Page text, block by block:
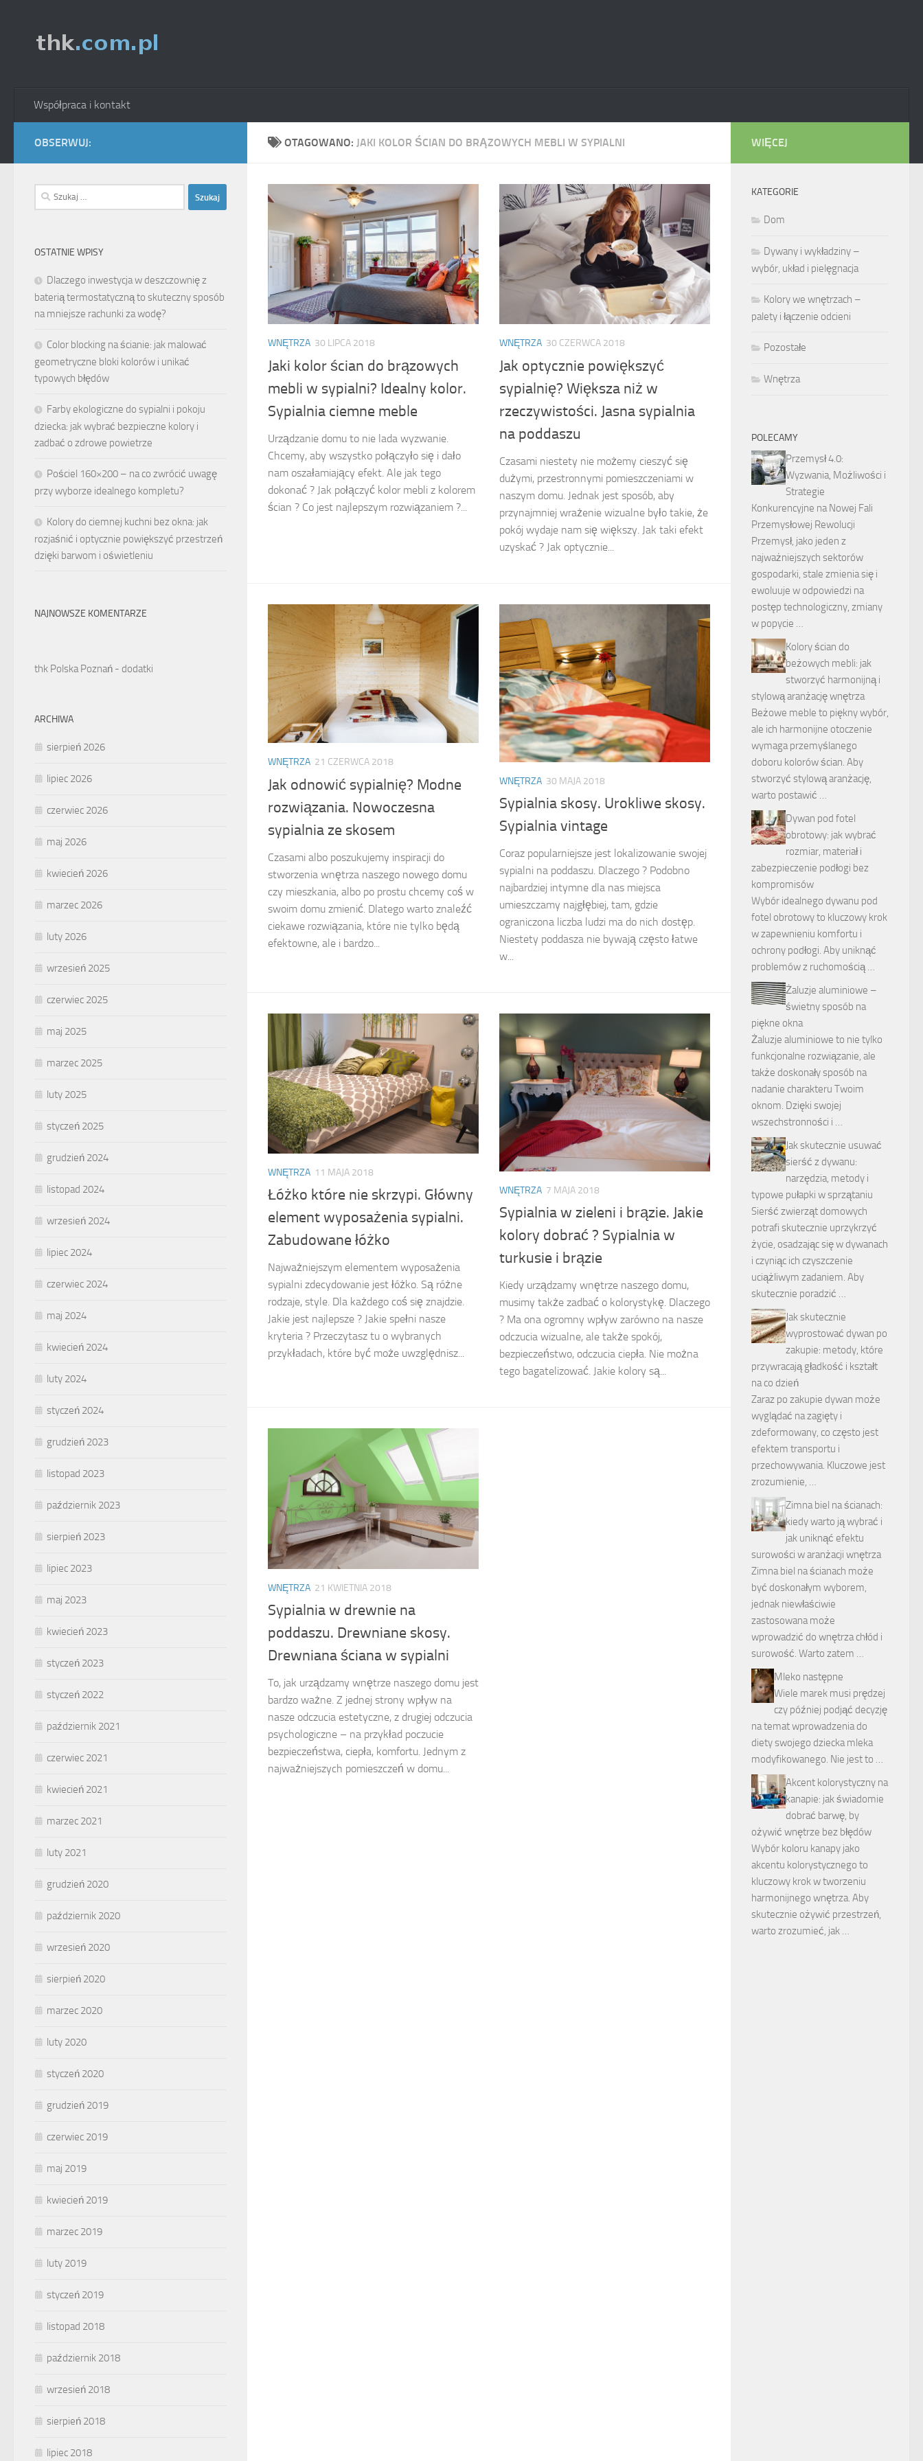
Współpraca i kontakt
OTAGOWANO: JAKI KOLOR ŚCIAN DO BRĄZOWYCH MEBLI W SYPIALNI
WNĘTRZA 30 LIPCA 2018
Jaki kolor ścian do brązowych
mebli w sypialni? Idealny kolor.
Sypialnia ciemne meble
Urządzanie domu to nie lada wyzwanie.
Chcemy, aby wszystko połączyło się i dało
nam oszałamiający efekt. Ale jak tego
dokonać ? Jak połączyć kolor mebli z kolorem
ścian ? Co jest najlepszym rozwiązaniem ?...
WNĘTRZA 30 CZERWCA 2018
Jak optycznie powiększyć
sypialnię? Większa niż w
rzeczywistości. Jasna sypialnia
na poddaszu
Czasami niestety nie możemy cieszyć się
dużymi, przestronnymi pomieszczeniami w
naszym domu. Jednak jest sposób, aby
przynajmniej wrażenie wizualne było takie, że
pokój wydaje nam się większy. Jak taki efekt
uzyskać ? Jak optycznie...
WNĘTRZA 21 CZERWCA 2018
Jak odnowić sypialnię? Modne
rozwiązania. Nowoczesna
sypialnia ze skosem
Czasami albo poszukujemy inspiracji do
stworzenia wnętrza naszego nowego domu
czy mieszkania, albo po prostu chcemy coś w
swoim domu zmienić. Dlatego warto znaleźć
ciekawe rozwiązania, które nie tylko będą
efektowne, ale i bardzo...
WNĘTRZA 30 MAJA 2018
Sypialnia skosy. Urokliwe skosy.
Sypialnia vintage
Coraz popularniejsze jest lokalizowanie swojej
sypialni na poddaszu. Dlaczego ? Podobno
najbardziej intymne dla nas miejsca
umieszczamy najgłębiej, tam, gdzie
ograniczona liczba ludzi ma do nich dostęp.
Niestety poddasza nie bywają często łatwe
w...
WNĘTRZA 11 MAJA 2018
Łóżko które nie skrzypi. Główny
element wyposażenia sypialni.
Zabudowane łóżko
Najważniejszym elementem wyposażenia
sypialni zdecydowanie jest łóżko. Są różne
rodzaje, style. Dla każdego coś się znajdzie.
Jakie jest najlepsze ? Jakie spełni nasze
kryteria ? Przeczytasz tu o wybranych
przykładach, które być może uwzględnisz...
WNĘTRZA 7 MAJA 2018
Sypialnia w zieleni i brązie. Jakie
kolory dobrać ? Sypialnia w
turkusie i brązie
Kiedy urządzamy wnętrze naszego domu,
musimy także zadbać o kolorystykę. Dlaczego
? Ma ona ogromny wpływ zarówno na nasze
odczucia wizualne, ale także spokój,
bezpieczeństwo, odczucia ciepła. Nie można
tego bagatelizować. Jakie kolory są...
WNĘTRZA 21 KWIETNIA 2018
Sypialnia w drewnie na
poddaszu. Drewniane skosy.
Drewniana ściana w sypialni
To, jak urządzamy wnętrze naszego domu jest
bardzo ważne. Z jednej strony wpływ na
nasze odczucia estetyczne, z drugiej odczucia
psychologiczne – na przykład poczucie
bezpieczeństwa, ciepła, komfortu. Jednym z
najważniejszych pomieszczeń w domu...
OBSERWUJ:
Szukaj:
OSTATNIE WPISY
Dlaczego inwestycja w deszczownię z
baterią termostatyczną to skuteczny sposób
na mniejsze rachunki za wodę?
Color blocking na ścianie: jak malować
geometryczne bloki kolorów i unikać
typowych błędów
Farby ekologiczne do sypialni i pokoju
dziecka: jak wybrać bezpieczne kolory i
zadbać o zdrowe powietrze
Pościel 160×200 – na co zwrócić uwagę
przy wyborze idealnego kompletu?
Kolory do ciemnej kuchni bez okna: jak
rozjaśnić i optycznie powiększyć przestrzeń
dzięki barwom i oświetleniu
NAJNOWSZE KOMENTARZE
thk Polska Poznań - dodatki
ARCHIWA
sierpień 2026
lipiec 2026
czerwiec 2026
maj 2026
kwiecień 2026
marzec 2026
luty 2026
wrzesień 2025
czerwiec 2025
maj 2025
marzec 2025
luty 2025
styczeń 2025
grudzień 2024
listopad 2024
wrzesień 2024
lipiec 2024
czerwiec 2024
maj 2024
kwiecień 2024
luty 2024
styczeń 2024
grudzień 2023
listopad 2023
październik 2023
sierpień 2023
lipiec 2023
maj 2023
kwiecień 2023
styczeń 2023
styczeń 2022
październik 2021
czerwiec 2021
kwiecień 2021
marzec 2021
luty 2021
grudzień 2020
październik 2020
wrzesień 2020
sierpień 2020
marzec 2020
luty 2020
styczeń 2020
grudzień 2019
czerwiec 2019
maj 2019
kwiecień 2019
marzec 2019
luty 2019
styczeń 2019
listopad 2018
październik 2018
wrzesień 2018
sierpień 2018
lipiec 2018
WIĘCEJ
KATEGORIE
Dom
Dywany i wykładziny –
wybór, układ i pielęgnacja
Kolory we wnętrzach –
palety i łączenie odcieni
Pozostałe
Wnętrza
POLECAMY
Przemysł 4.0:
Wyzwania, Możliwości i
Strategie
Konkurencyjne na Nowej Fali
Przemysłowej Rewolucji
Przemysł, jako jeden z
najważniejszych sektorów
gospodarki, stale zmienia się i
ewoluuje w odpowiedzi na
postęp technologiczny, zmiany
w popycie …
Kolory ścian do
beżowych mebli: jak
stworzyć harmonijną i
stylową aranżację wnętrza
Beżowe meble to piękny wybór,
ale ich harmonijne otoczenie
wymaga przemyślanego
doboru kolorów ścian. Aby
stworzyć stylową aranżację,
warto postawić …
Dywan pod fotel
obrotowy: jak wybrać
rozmiar, materiał i
zabezpieczenie podłogi bez
kompromisów
Wybór idealnego dywanu pod
fotel obrotowy to kluczowy krok
w zapewnieniu komfortu i
ochrony podłogi. Aby uniknąć
problemów z ruchomością …
Żaluzje aluminiowe –
świetny sposób na
piękne okna
Żaluzje aluminiowe to nie tylko
funkcjonalne rozwiązanie, ale
także doskonały sposób na
nadanie charakteru Twoim
oknom. Dzięki swojej
wszechstronności i …
Jak skutecznie usuwać
sierść z dywanu:
narzędzia, metody i
typowe pułapki w sprzątaniu
Sierść zwierząt domowych
potrafi skutecznie uprzykrzyć
życie, osadzając się w dywanach
i czyniąc ich czyszczenie
uciążliwym zadaniem. Aby
skutecznie poradzić …
Jak skutecznie
wyprostować dywan po
zakupie: metody, które
przywracają gładkość i kształt
na co dzień
Zaraz po zakupie dywan może
wyglądać na zagięty i
zdeformowany, co często jest
efektem transportu i
przechowywania. Kluczowe jest
zrozumienie, …
Zimna biel na ścianach:
kiedy warto ją wybrać i
jak uniknąć efektu
surowości w aranżacji wnętrza
Zimna biel na ścianach może
być doskonałym wyborem,
jednak niewłaściwie
zastosowana może
wprowadzić do wnętrza chłód i
surowość. Warto zatem …
Mleko następne
Wiele marek musi prędzej
czy później podjąć decyzję
na temat wprowadzenia do
diety swojego dziecka mleka
modyfikowanego. Nie jest to …
Akcent kolorystyczny na
kanapie: jak świadomie
dobrać barwę, by
ożywić wnętrze bez błędów
Wybór koloru kanapy jako
akcentu kolorystycznego to
kluczowy krok w tworzeniu
harmonijnego wnętrza. Aby
skutecznie ożywić przestrzeń,
warto zrozumieć, jak …